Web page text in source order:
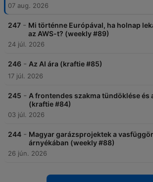
07 aug. 2026
247 - Mi történne Európával, ha holnap
az AWS-t? (weekly #89)
24 júl. 2026
246 - Az AI ára (kraftie #85)
17 júl. 2026
245 - A frontendes szakma tündöklése és
(kraftie #84)
03 júl. 2026
244 - Magyar garázsprojektek a
árnyékában (weekly #88)
26 jún. 2026